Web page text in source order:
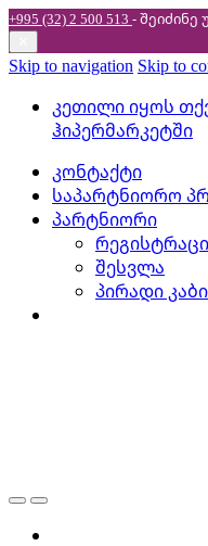
+995 (32) 2 500 513 - შეიძინე
Skip to navigation Skip to
კეთილი იყოს
ჰიპერმარკეტში
კონტაქტი
საპარტნიორო
პარტნიორი
შესვლა
პირადი